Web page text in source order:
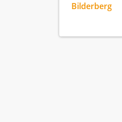
Bilderberg